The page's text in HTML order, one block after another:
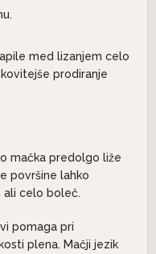
med lizanjem celo
prodiranje
mačka predolgo liže
površine lahko
celo boleč.
pomaga pri
plena. Mačji jezik